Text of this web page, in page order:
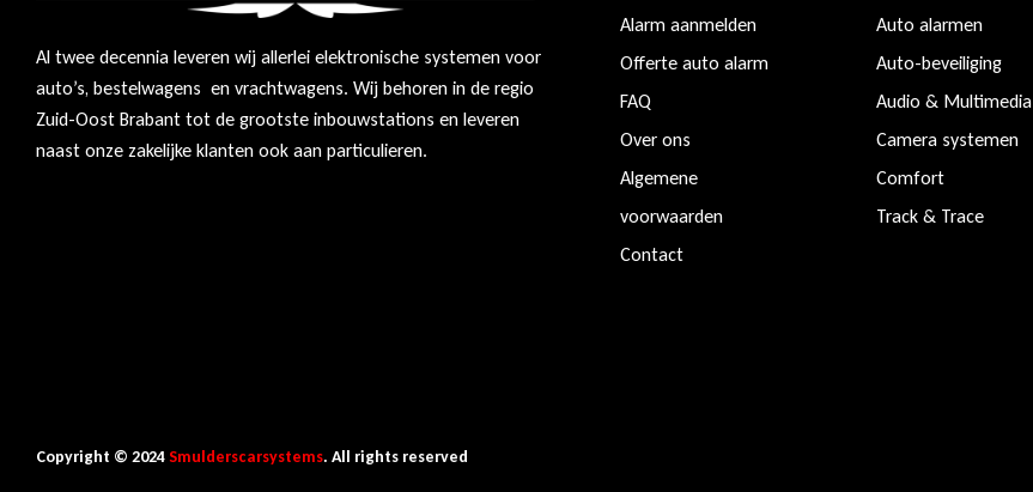
Al twee decennia leveren wij allerlei elektronische systemen voor
auto’s, bestelwagens en vrachtwagens. Wij behoren in de regio
Zuid-Oost Brabant tot de grootste inbouwstations en leveren
naast onze zakelijke klanten ook aan particulieren.
Alarm aanmelden
Offerte auto alarm
FAQ
Over ons
Algemene
voorwaarden
Contact
Auto alarmen
Auto-beveiliging
Audio & Multimedia
Camera systemen
Comfort
Track & Trace
Copyright © 2024Smulderscarsystems. All rights reserved